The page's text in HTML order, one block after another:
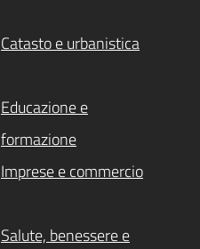
Catasto e urbanistica
Educazione e
formazione
Imprese e commercio
Salute, benessere e